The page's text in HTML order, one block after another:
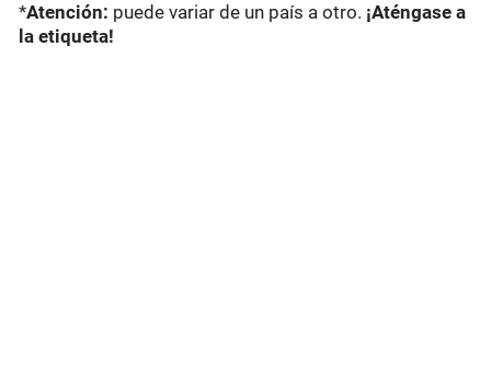
*Atención: puede variar de un país a otro. ¡Aténgase a
la etiqueta!